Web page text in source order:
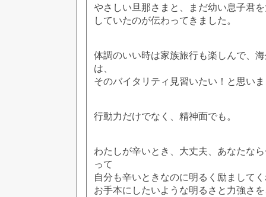
やさしい旦那さまと、まだ幼い息子君
していたのが伝わってきました。
体調のいい時は家族旅行も楽しんで、
は、
そのバイタリティ見習いたい！と思い
行動力だけでなく、精神面でも。
わたしが辛いとき、大丈夫、あなたな
って
自分も辛いときなのに明るく励まして
お手本にしたいような明るさと力強さ